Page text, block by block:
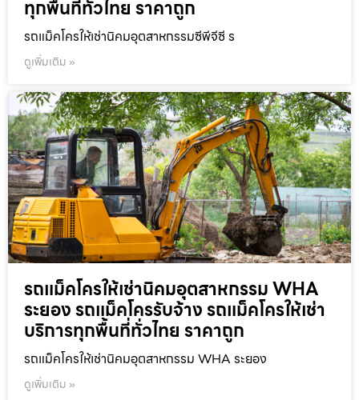
ทุกพื้นที่ทั่วไทย ราคาถูก
รถแม็คโครให้เช่านิคมอุตสาหกรรมซีพีจีซี ร
ดูเพิ่มเติม »
รถแม็คโครให้เช่านิคมอุตสาหกรรม WHA
ระยอง รถแม็คโครรับจ้าง รถแม็คโครให้เช่า
บริการทุกพื้นที่ทั่วไทย ราคาถูก
รถแม็คโครให้เช่านิคมอุตสาหกรรม WHA ระยอง
ดูเพิ่มเติม »